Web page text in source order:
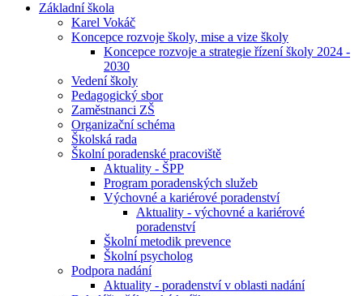
Základní škola
Karel Vokáč
Koncepce rozvoje školy, mise a vize školy
Koncepce rozvoje a strategie řízení školy 2024 -
2030
Vedení školy
Pedagogický sbor
Zaměstnanci ZŠ
Organizační schéma
Školská rada
Školní poradenské pracoviště
Aktuality - ŠPP
Program poradenských služeb
Výchovné a kariérové poradenství
Aktuality - výchovné a kariérové
poradenství
Školní metodik prevence
Školní psycholog
Podpora nadání
Aktuality - poradenství v oblasti nadání